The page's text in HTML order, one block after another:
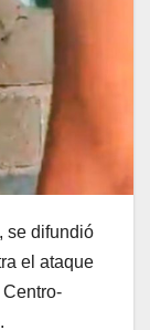
se difundió
el ataque